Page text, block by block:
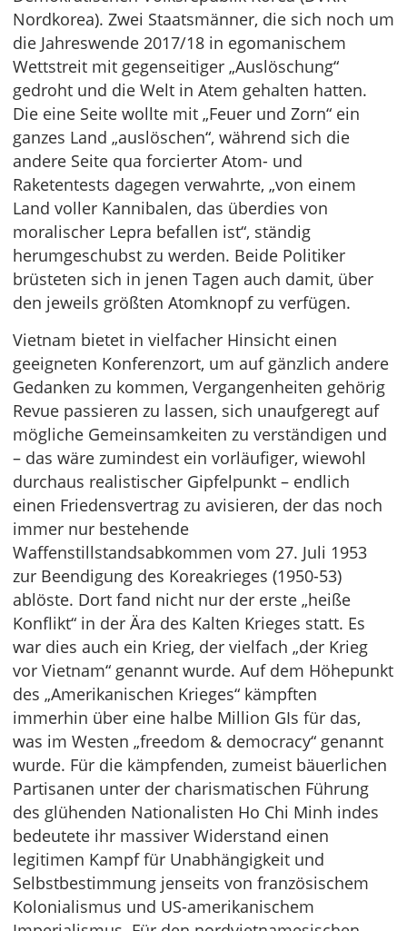
Nordkorea). Zwei Staatsmänner, die sich noch um
die Jahreswende 2017/18 in egomanischem
Wettstreit mit gegenseitiger „Auslöschung“
gedroht und die Welt in Atem gehalten hatten.
Die eine Seite wollte mit „Feuer und Zorn“ ein
ganzes Land „auslöschen“, während sich die
andere Seite qua forcierter Atom- und
Raketentests dagegen verwahrte, „von einem
Land voller Kannibalen, das überdies von
moralischer Lepra befallen ist“, ständig
herumgeschubst zu werden. Beide Politiker
brüsteten sich in jenen Tagen auch damit, über
den jeweils größten Atomknopf zu verfügen.
Vietnam bietet in vielfacher Hinsicht einen
geeigneten Konferenzort, um auf gänzlich andere
Gedanken zu kommen, Vergangenheiten gehörig
Revue passieren zu lassen, sich unaufgeregt auf
mögliche Gemeinsamkeiten zu verständigen und
– das wäre zumindest ein vorläufiger, wiewohl
durchaus realistischer Gipfelpunkt – endlich
einen Friedensvertrag zu avisieren, der das noch
immer nur bestehende
Waffenstillstandsabkommen vom 27. Juli 1953
zur Beendigung des Koreakrieges (1950-53)
ablöste. Dort fand nicht nur der erste „heiße
Konflikt“ in der Ära des Kalten Krieges statt. Es
war dies auch ein Krieg, der vielfach „der Krieg
vor Vietnam“ genannt wurde. Auf dem Höhepunkt
des „Amerikanischen Krieges“ kämpften
immerhin über eine halbe Million GIs für das,
was im Westen „freedom & democracy“ genannt
wurde. Für die kämpfenden, zumeist bäuerlichen
Partisanen unter der charismatischen Führung
des glühenden Nationalisten Ho Chi Minh indes
bedeutete ihr massiver Widerstand einen
legitimen Kampf für Unabhängigkeit und
Selbstbestimmung jenseits von französischem
Kolonialismus und US-amerikanischem